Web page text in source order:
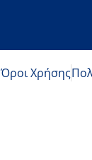
Όροι Χρήσης
Cookie banner για